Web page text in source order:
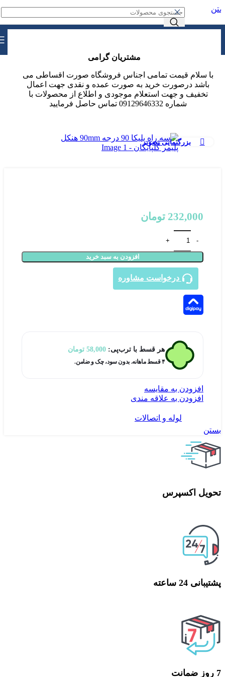
مشتریان گرامی
با سلام قیمت تمامی اجناس فروشگاه صورت اقساطی می
باشد درصورت خرید به صورت عمده و نقدی جهت اعمال
تخفیف و جهت استعلام موجودی و اطلاع از محصولات با
شماره 09129646332 تماس حاصل فرمایید
خرید قسطی با ترب‌پی
تاسیسات لوله و اتصالات
بزرگنمایی تصویر
232,000 تومان
افزودن به سبد خرید
درخواست مشاوره
هر قسط با ترب‌پی: 58,000 تومان
۴ قسط ماهانه. بدون سود، چک و ضامن.
افزودن به مقایسه
افزودن به علاقه مندی
لوله و اتصالات
بستن
تحویل اکسپرس
پشتیبانی 24 ساعته
7 روز ضمانت